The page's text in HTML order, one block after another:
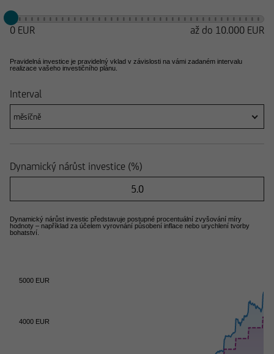
0 EUR až do 10.000 EUR
Pravidelná investice je pravidelný vklad v závislosti na vámi zadaném intervalu
realizace vašeho investičního plánu.
Interval
měsíčně
Dynamický nárůst investice (%)
Dynamický nárůst investic představuje postupné procentuální zvyšování míry
hodnoty – například za účelem vyrovnání působení inflace nebo urychlení tvorby
bohatství.
4000 EUR
5000 EUR